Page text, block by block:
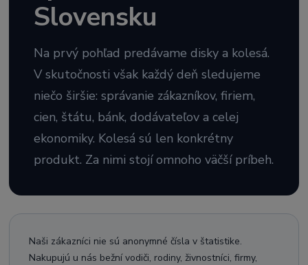
Slovensku
Na prvý pohľad predávame disky a kolesá.
V skutočnosti však každý deň sledujeme
niečo širšie: správanie zákazníkov, firiem,
cien, štátu, bánk, dodávateľov a celej
ekonomiky. Kolesá sú len konkrétny
produkt. Za nimi stojí omnoho väčší príbeh.
Naši zákazníci nie sú anonymné čísla v štatistike.
Nakupujú u nás bežní vodiči, rodiny, živnostníci, firmy,